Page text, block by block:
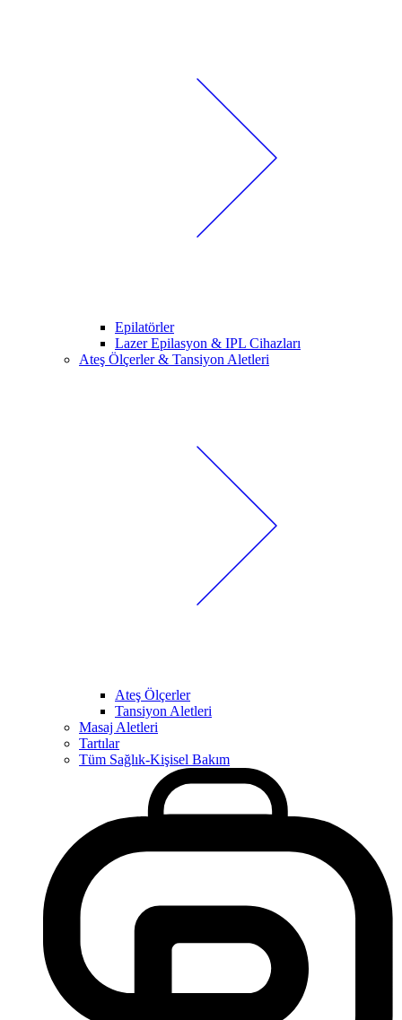
Epilatörler
Lazer Epilasyon & IPL Cihazları
Ateş Ölçerler & Tansiyon Aletleri
Ateş Ölçerler
Tansiyon Aletleri
Masaj Aletleri
Tartılar
Tüm Sağlık-Kişisel Bakım